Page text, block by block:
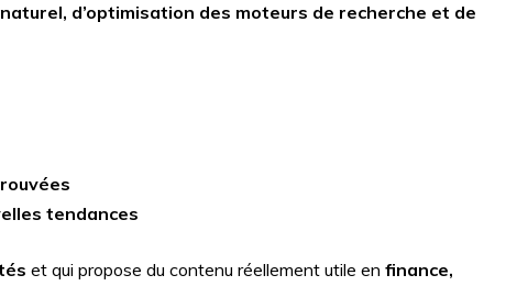
d’optimisation des moteurs de recherche et de
tendances
et qui propose du contenu réellement utile en finance,